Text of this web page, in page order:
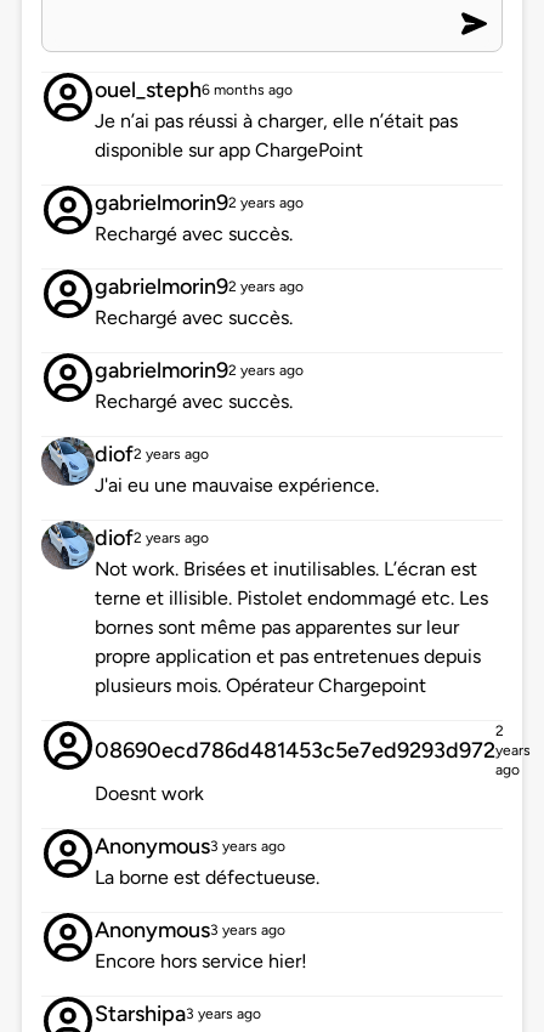
ouel_steph6 months ago
Je n’ai pas réussi à charger, elle n’était pas
disponible sur app ChargePoint
gabrielmorin92 years ago
Rechargé avec succès.
gabrielmorin92 years ago
Rechargé avec succès.
gabrielmorin92 years ago
Rechargé avec succès.
diof2 years ago
J'ai eu une mauvaise expérience.
diof2 years ago
Not work. Brisées et inutilisables. L’écran est
terne et illisible. Pistolet endommagé etc. Les
bornes sont même pas apparentes sur leur
propre application et pas entretenues depuis
plusieurs mois. Opérateur Chargepoint
08690ecd786d481453c5e7ed9293d972
2
years
ago
Doesnt work
Anonymous3 years ago
La borne est défectueuse.
Anonymous3 years ago
Encore hors service hier!
Starshipa3 years ago